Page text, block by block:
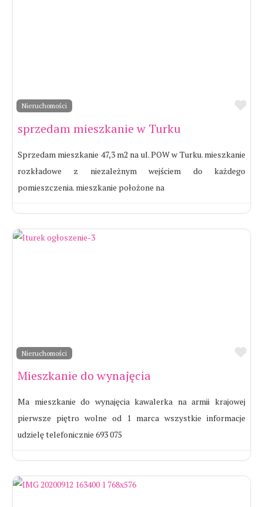
Nieruchomości
sprzedam mieszkanie w Turku
Sprzedam mieszkanie 47,3 m2 na ul. POW w Turku. mieszkanie
rozkładowe z niezależnym wejściem do każdego
pomieszczenia. mieszkanie położone na
Nieruchomości
Mieszkanie do wynajęcia
Ma mieszkanie do wynajęcia kawalerka na armii krajowej
pierwsze piętro wolne od 1 marca wszystkie informacje
udzielę telefonicznie 693 075